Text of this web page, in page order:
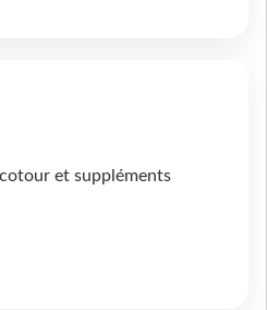
et suppléments